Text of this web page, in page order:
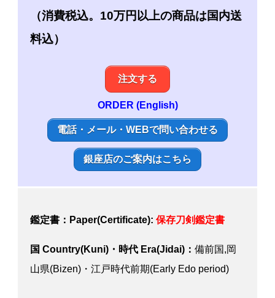
（消費税込。10万円以上の商品は国内送
料込）
注文する
ORDER (English)
電話・メール・WEBで問い合わせる
銀座店のご案内はこちら
鑑定書：Paper(Certificate): 保存刀剣鑑定書
国 Country(Kuni)・時代 Era(Jidai)： 備前国,岡
山県(Bizen)・江戸時代前期(Early Edo period)